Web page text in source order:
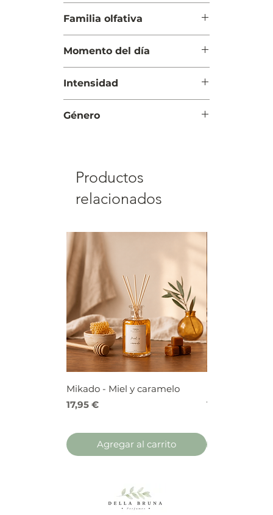
Cuerpo: Rosa, iris
Fondo: Almizcles blancos y ámbar
Familia olfativa
Momento del día
Intensidad
Género
Productos
relacionados
Mikado - Miel y caramelo
Precio
17,95 €
Agregar al carrito
Precio
17,95 €